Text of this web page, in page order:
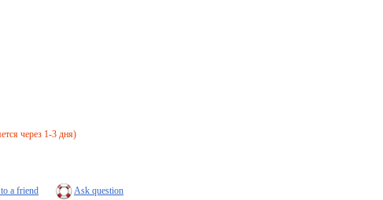
через 1-3 дня)
a friend Ask question